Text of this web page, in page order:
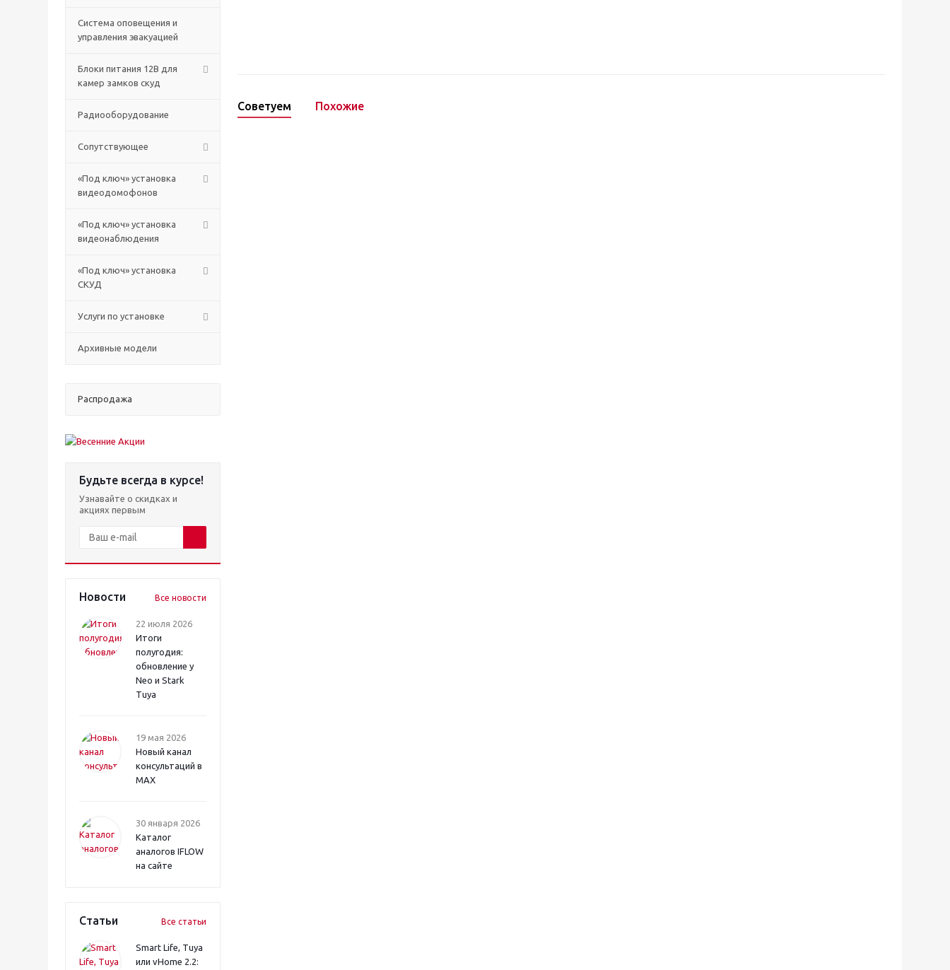
Cистема оповещения и
управления эвакуацией
Блоки питания 12В для
камер замков скуд
Радиооборудование
Сопутствующее
«Под ключ» установка
видеодомофонов
«Под ключ» установка
видеонаблюдения
«Под ключ» установка
СКУД
Услуги по установке
Архивные модели
Распродажа
Будьте всегда в курсе!
Узнавайте о скидках и
акциях первым
Новости Все новости
22 июля 2026
Итоги
полугодия:
обновление у
Neo и Stark
Tuya
19 мая 2026
Новый канал
консультаций в
MAX
30 января 2026
Каталог
аналогов IFLOW
на сайте
Статьи Все статьи
Smart Life, Tuya
или vHome 2.2:
Советуем Похожие